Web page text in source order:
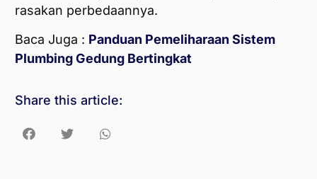
rasakan perbedaannya.
Baca Juga : Panduan Pemeliharaan Sistem
Plumbing Gedung Bertingkat
Share this article: